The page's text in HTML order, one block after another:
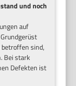
und noch
auf
sind,
Bei stark
Defekten ist